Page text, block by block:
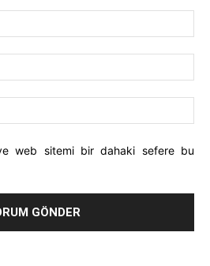
web sitemi bir dahaki sefere bu